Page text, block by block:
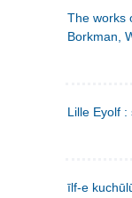
The works
Borkman,
Lille Eyolf
īlf-e